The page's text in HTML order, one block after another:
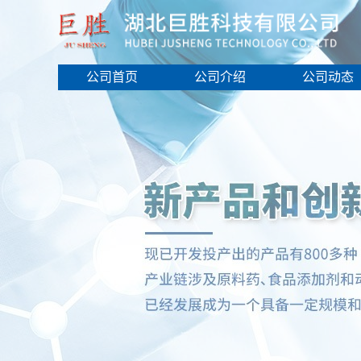
公司首页 公司介绍 公司动态